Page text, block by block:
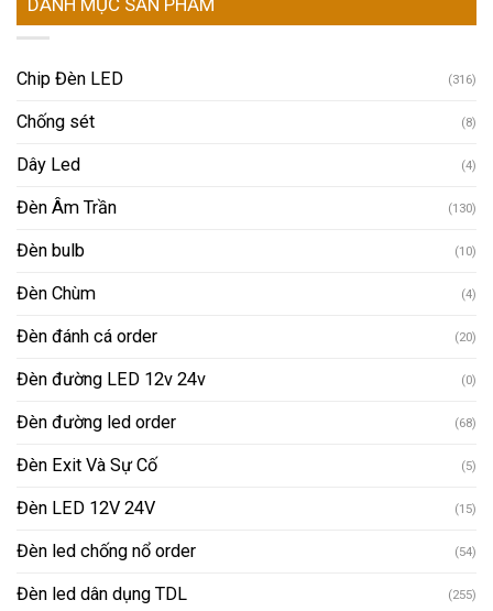
Chip Đèn LED (316)
Chống sét (8)
Dây Led (4)
Đèn Âm Trần (130)
Đèn bulb (10)
Đèn Chùm (4)
Đèn đánh cá order (20)
Đèn đường LED 12v 24v (0)
Đèn đường led order (68)
Đèn Exit Và Sự Cố (5)
Đèn LED 12V 24V (15)
Đèn led chống nổ order (54)
Đèn led dân dụng TDL (255)